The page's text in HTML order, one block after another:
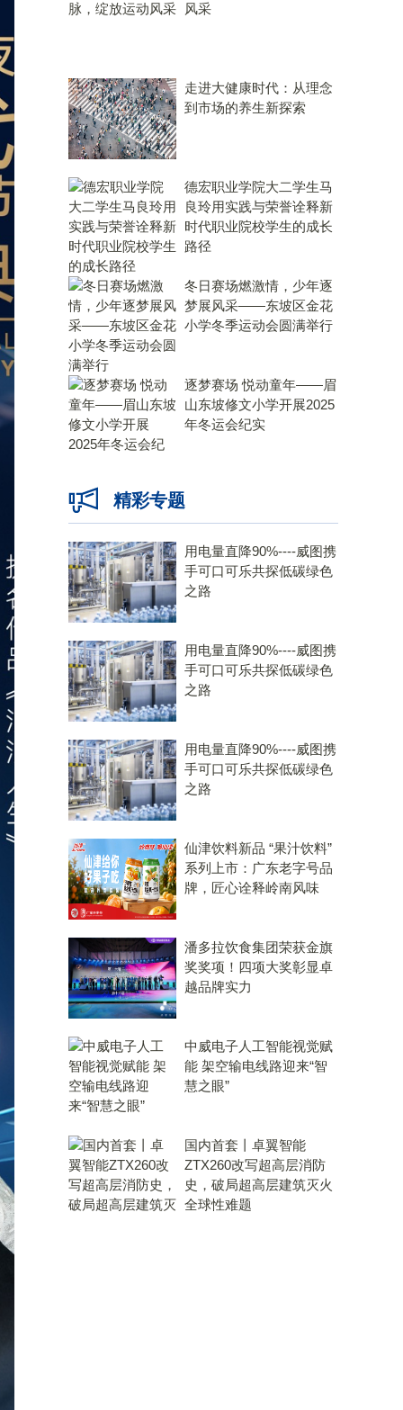
风采
走进大健康时代：从理念
到市场的养生新探索
德宏职业学院大二学生马
良玲用实践与荣誉诠释新
时代职业院校学生的成长
路径
冬日赛场燃激情，少年逐
梦展风采——东坡区金花
小学冬季运动会圆满举行
逐梦赛场 悦动童年——眉
山东坡修文小学开展2025
年冬运会纪实
精彩专题
用电量直降90%----威图携
手可口可乐共探低碳绿色
之路
用电量直降90%----威图携
手可口可乐共探低碳绿色
之路
用电量直降90%----威图携
手可口可乐共探低碳绿色
之路
仙津饮料新品 “果汁饮料”
系列上市：广东老字号品
牌，匠心诠释岭南风味
潘多拉饮食集团荣获金旗
奖奖项！四项大奖彰显卓
越品牌实力
中威电子人工智能视觉赋
能 架空输电线路迎来“智
慧之眼”
国内首套丨卓翼智能
ZTX260改写超高层消防
史，破局超高层建筑灭火
全球性难题